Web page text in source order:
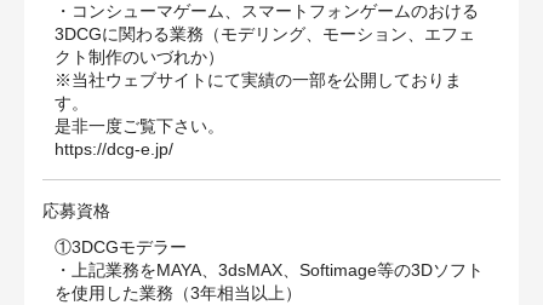
・コンシューマゲーム、スマートフォンゲームのおける
3DCGに関わる業務（モデリング、モーション、エフェ
クト制作のいづれか）
※当社ウェブサイトにて実績の一部を公開しておりま
す。
是非一度ご覧下さい。
https://dcg-e.jp/
応募資格
①3DCGモデラー
・上記業務をMAYA、3dsMAX、Softimage等の3Dソフト
を使用した業務（3年相当以上）